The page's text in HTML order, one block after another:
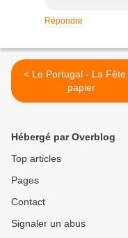
Répondre
< Le Portugal - La Fête du
papier
Hébergé par Overblog
Top articles
Pages
Contact
Signaler un abus